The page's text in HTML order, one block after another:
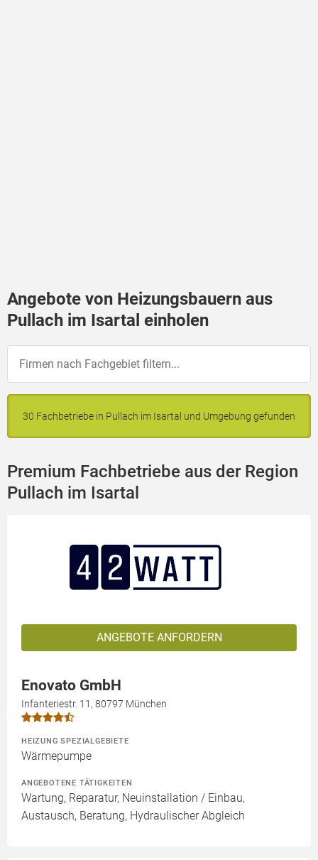
Angebote von Heizungsbauern aus
Pullach im Isartal einholen
30 Fachbetriebe in Pullach im Isartal und Umgebung gefunden
Premium Fachbetriebe aus der Region
Pullach im Isartal
ANGEBOTE ANFORDERN
Enovato GmbH
Infanteriestr. 11, 80797 München
HEIZUNG SPEZIALGEBIETE
Wärmepumpe
ANGEBOTENE TÄTIGKEITEN
Wartung, Reparatur, Neuinstallation / Einbau,
Austausch, Beratung, Hydraulischer Abgleich